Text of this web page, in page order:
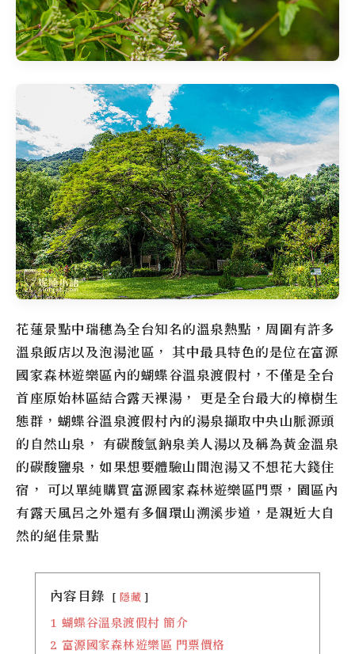
花蓮景點中瑞穗為全台知名的溫泉熱點，周圍有許多
溫泉飯店以及泡湯池區， 其中最具特色的是位在富源
國家森林遊樂區內的蝴蝶谷溫泉渡假村 ，不僅是全台
首座原始林區結合露天裸湯， 更是全台最大的樟樹生
態群， 蝴蝶谷溫泉渡假村內的湯泉擷取中央山脈源頭
的自然山泉， 有碳酸氫鈉泉美人湯以及稱為黃金溫泉
的碳酸鹽泉，如果想要體驗山間泡湯又不想花大錢住
宿， 可以單純購買富源國家森林遊樂區門票，園區內
有露天風呂之外還有多個環山溯溪步道，是親近大自
然的絕佳景點
內容目錄 隱藏
1 蝴蝶谷溫泉渡假村 簡介
2 富源國家森林遊樂區 門票價格